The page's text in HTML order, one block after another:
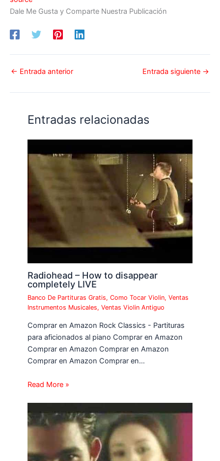
Dale Me Gusta y Comparte Nuestra Publicación
← Entrada anterior Entrada siguiente →
Entradas relacionadas
Radiohead – How to disappear
completely LIVE
Banco De Partituras Gratis,Como Tocar Violin,Ventas
Instrumentos Musicales,Ventas Violin Antiguo
Comprar en Amazon Rock Classics - Partituras
para aficionados al piano Comprar en Amazon
Comprar en Amazon Comprar en Amazon
Comprar en Amazon Comprar en…
Read More »